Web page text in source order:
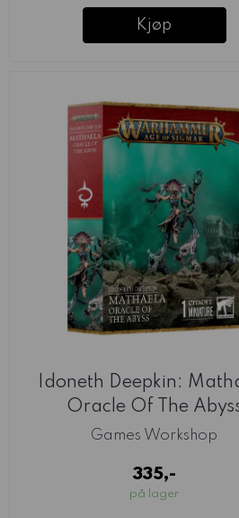
Kjøp
Idoneth Deepkin:
Oracle Of The
Games Workshop
335,-
på lager